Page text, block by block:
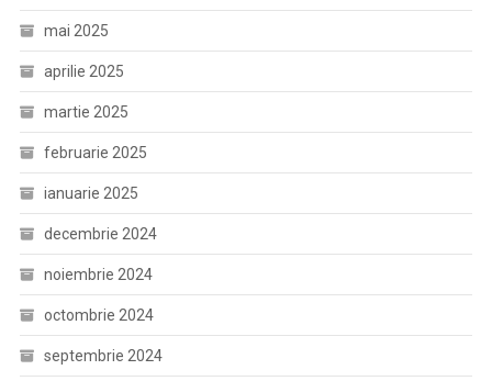
mai 2025
aprilie 2025
martie 2025
februarie 2025
ianuarie 2025
decembrie 2024
noiembrie 2024
octombrie 2024
septembrie 2024